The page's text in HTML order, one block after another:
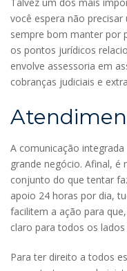
você espera não
sempre bom manter por
os pontos jurídicos
envolve assessoria em
cobranças judiciais e
A comunicação
grande negócio. Afinal,
conjunto do que tentar
apoio 24 horas por dia,
facilitem a ação para
claro para todos os lados
Para ter direito a todos